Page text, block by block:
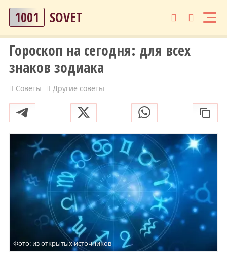
1001 SOVET
Гороскоп на сегодня: для всех
знаков зодиака
Советы Другие советы
Фото: из открытых источников